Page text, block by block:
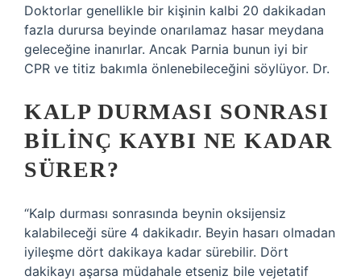
Doktorlar genellikle bir kişinin kalbi 20 dakikadan
fazla durursa beyinde onarılamaz hasar meydana
geleceğine inanırlar. Ancak Parnia bunun iyi bir
CPR ve titiz bakımla önlenebileceğini söylüyor. Dr.
KALP DURMASI SONRASI
BILINÇ KAYBI NE KADAR
SÜRER?
“Kalp durması sonrasında beynin oksijensiz
kalabileceği süre 4 dakikadır. Beyin hasarı olmadan
iyileşme dört dakikaya kadar sürebilir. Dört
dakikayı aşarsa müdahale etseniz bile vejetatif